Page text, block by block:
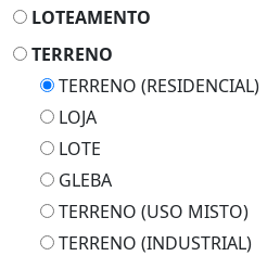
LOTEAMENTO
TERRENO
TERRENO (RESIDENCIAL)
LOJA
LOTE
GLEBA
TERRENO (USO MISTO)
TERRENO (INDUSTRIAL)